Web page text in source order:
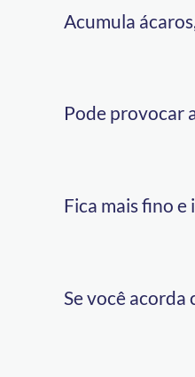
Acumula
Pode provocar
Fica mais fino
Se você acorda